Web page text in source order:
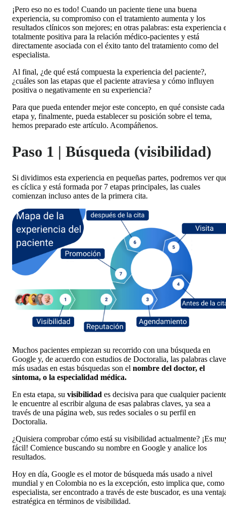
¡Pero eso no es todo! Cuando un paciente tiene una buena
experiencia, su compromiso con el tratamiento aumenta y los
resultados clínicos son mejores; en otras palabras: esta experiencia
totalmente positiva para la relación médico-pacientes y está
directamente asociada con el éxito tanto del tratamiento como del
especialista.
Al final, ¿de qué está compuesta la experiencia del paciente?,
¿cuáles son las etapas que el paciente atraviesa y cómo influyen
positiva o negativamente en su experiencia?
Para que pueda entender mejor este concepto, en qué consiste cada
etapa y, finalmente, pueda establecer su posición sobre el tema,
hemos preparado este artículo. Acompáñenos.
Paso 1 | Búsqueda (visibilidad)
Si dividimos esta experiencia en pequeñas partes, podremos ver
es cíclica y está formada por 7 etapas principales, las cuales
comienzan incluso antes de la primera cita.
Muchos pacientes empiezan su recorrido con una búsqueda en
Google y, de acuerdo con estudios de Doctoralia, las palabras clave
más usadas en estas búsquedas son el nombre del doctor, el
síntoma, o la especialidad médica.
En esta etapa, su visibilidad es decisiva para que cualquier
le encuentre al escribir alguna de esas palabras claves, ya sea a
través de una página web, sus redes sociales o su perfil en
Doctoralia.
¿Quisiera comprobar cómo está su visibilidad actualmente? ¡Es
fácil! Comience buscando su nombre en Google y analice los
resultados.
Hoy en día, Google es el motor de búsqueda más usado a nivel
mundial y en Colombia no es la excepción, esto implica que, como
especialista, ser encontrado a través de este buscador, es una
estratégica en términos de visibilidad.